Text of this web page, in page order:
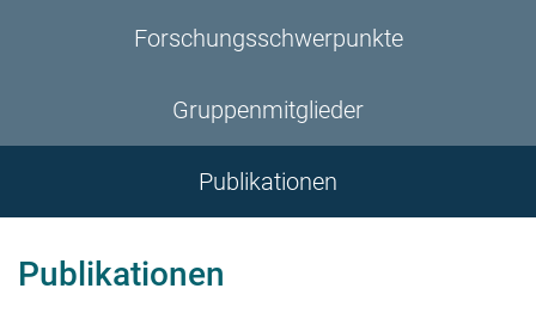
Forschungsschwerpunkte
Gruppenmitglieder
Publikationen
Publikationen